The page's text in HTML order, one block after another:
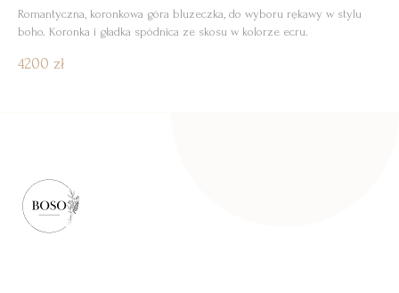
Romantyczna, koronkowa góra bluzeczka, do wyboru rękawy w stylu
boho. Koronka i gładka spódnica ze skosu w kolorze ecru.
4200 zł